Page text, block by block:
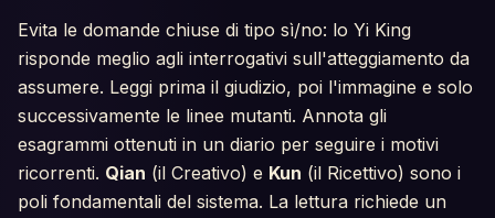
Evita le domande chiuse di tipo sì/no: lo Yi King
risponde meglio agli interrogativi sull'atteggiamento da
assumere. Leggi prima il giudizio, poi l'immagine e solo
successivamente le linee mutanti. Annota gli
esagrammi ottenuti in un diario per seguire i motivi
ricorrenti. Qian (il Creativo) e Kun (il Ricettivo) sono i
poli fondamentali del sistema. La lettura richiede un